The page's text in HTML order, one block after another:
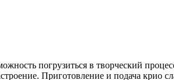
погрузиться в творческий
Приготовление и подача крио